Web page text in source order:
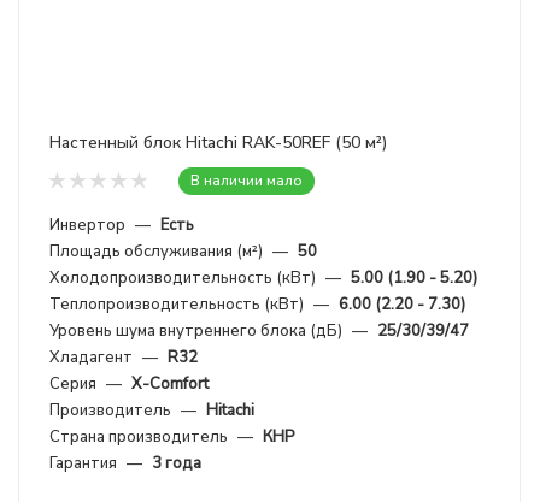
Настенный блок Hitachi RAK-50REF (50 м²)
В наличии мало
Инвертор — Есть
Площадь обслуживания (м²) — 50
Холодопроизводительность (кВт) — 5.00 (1.90 - 5.20)
Теплопроизводительность (кВт) — 6.00 (2.20 - 7.30)
Уровень шума внутреннего блока (дБ) — 25/30/39/47
Хладагент — R32
Серия — X-Comfort
Производитель — Hitachi
Страна производитель — КНР
Гарантия — 3 года